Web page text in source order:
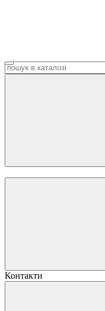
Контакти